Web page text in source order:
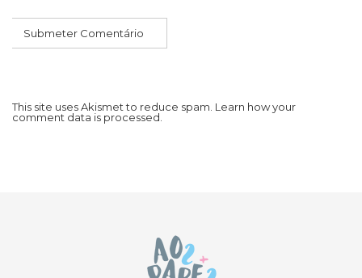
This site uses Akismet to reduce spam. Learn how your
comment data is processed.